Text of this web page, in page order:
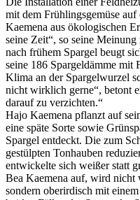
mit dem Frühlingsgemüse
Kaemena aus ökologischen
seine Zeit“, so seine
nach frühem Spargel beugt
seine 186 Spargeldämme mit
Klima an der Spargelwurzel
nicht wirklich gerne“, betont
darauf zu verzichten.“
Hajo Kaemena pflanzt auf
eine späte Sorte sowie
Spargel entdeckt. Die zum
gestülpten Tonhauben
entwickelte sich weißer statt
Bea Kaemena auf, wird nicht
sondern oberirdisch mit